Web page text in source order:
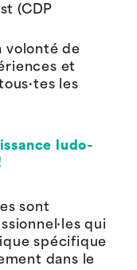
(CDP
volonté de
et
les
ludo-
sont
qui
spécifique
dans le